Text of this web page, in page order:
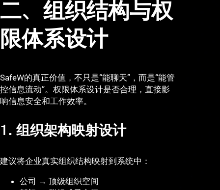
二、组织结构与权
限体系设计
SafeW的真正价值，不只是“能聊天”，而是“能管
控信息流动”。权限体系设计是否合理，直接影
响信息安全和工作效率。
1. 组织架构映射设计
建议将企业真实组织结构映射到系统中：
公司 → 顶级组织空间